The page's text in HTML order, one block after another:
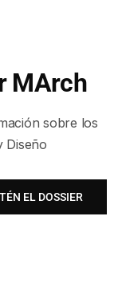
MArch
sobre los
Diseño
EL DOSSIER